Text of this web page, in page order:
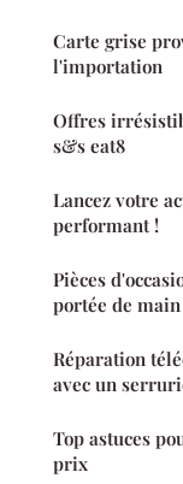
Carte grise
l'importation
Offres
s&s eat8
Lancez votre
performant !
Pièces
portée de
Réparation
avec un
Top astuces
prix